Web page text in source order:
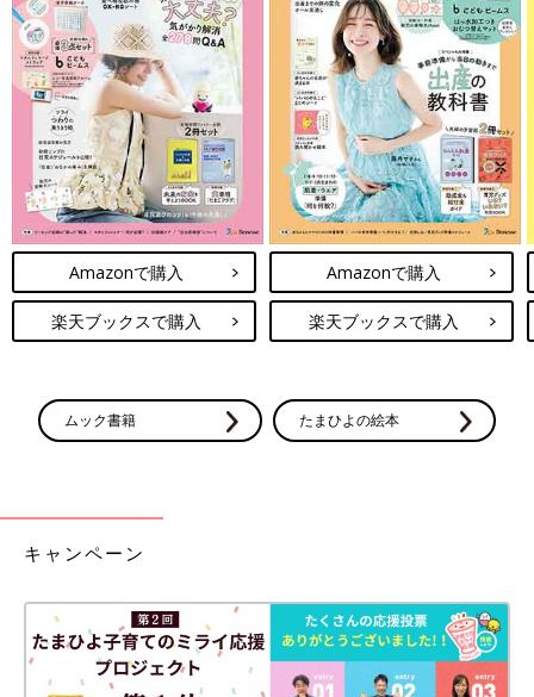
Amazonで購入
楽天ブックスで購入
Amazonで購入
楽天ブックスで購入
ムック書籍 たまひよの絵本
キャンペーン